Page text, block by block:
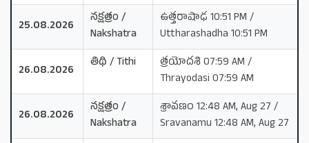
25.08.2026
నక్షత్రం /
Nakshatra
ఉత్తరాషాఢ 10:51 PM /
Uttharashadha 10:51 PM
26.08.2026
తిథి / Tithi
త్రయోదశి 07:59 AM /
Thrayodasi 07:59 AM
26.08.2026
నక్షత్రం /
Nakshatra
శ్రావణం 12:48 AM, Aug 27 /
Sravanamu 12:48 AM, Aug 27